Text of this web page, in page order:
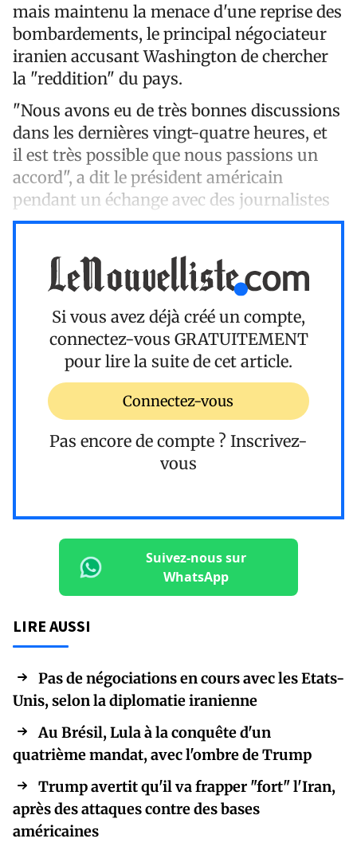
mais maintenu la menace d'une reprise des
bombardements, le principal négociateur
iranien accusant Washington de chercher
la "reddition" du pays.
"Nous avons eu de très bonnes discussions
dans les dernières vingt-quatre heures, et
il est très possible que nous passions un
accord", a dit le président américain
pendant un échange avec des journalistes
Si vous avez déjà créé un compte,
connectez-vous GRATUITEMENT
pour lire la suite de cet article.
Connectez-vous
Pas encore de compte ? Inscrivez-
vous
Suivez-nous sur
WhatsApp
LIRE AUSSI
Pas de négociations en cours avec les Etats-
Unis, selon la diplomatie iranienne
Au Brésil, Lula à la conquête d'un
quatrième mandat, avec l'ombre de Trump
Trump avertit qu'il va frapper "fort" l'Iran,
après des attaques contre des bases
américaines